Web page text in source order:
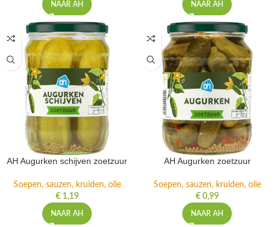
NAAR AH NAAR AH
AH Augurken schijven zoetzuur
Soepen, sauzen, kruiden, olie
€1,19
NAAR AH
AH Augurken zoetzuur
Soepen, sauzen, kruiden, olie
€0,99
NAAR AH